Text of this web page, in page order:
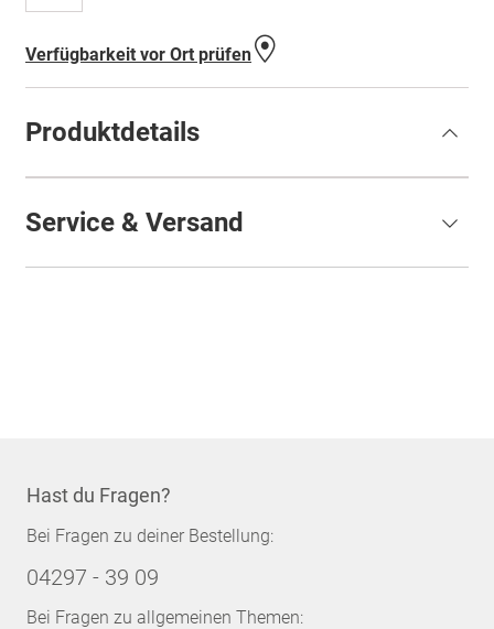
Wunschliste
Verfügbarkeit vor Ort prüfen
Produktdetails
Service & Versand
Hast du Fragen?
Bei Fragen zu deiner Bestellung:
04297 - 39 09
Bei Fragen zu allgemeinen Themen: